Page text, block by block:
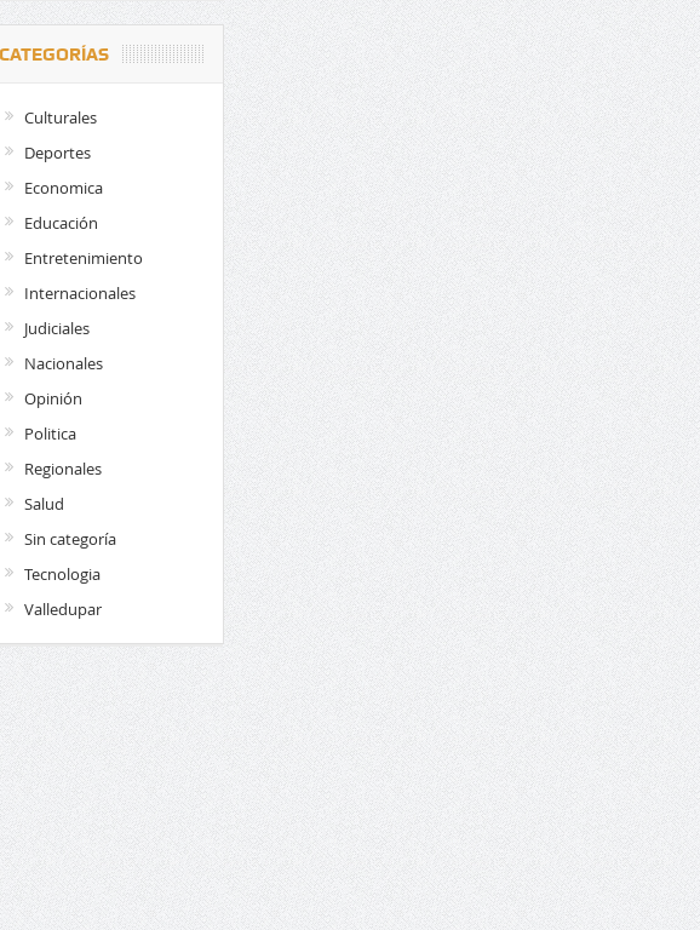
CATEGORÍAS
Culturales
Deportes
Economica
Educación
Entretenimiento
Internacionales
Judiciales
Nacionales
Opinión
Politica
Regionales
Salud
Sin categoría
Tecnologia
Valledupar